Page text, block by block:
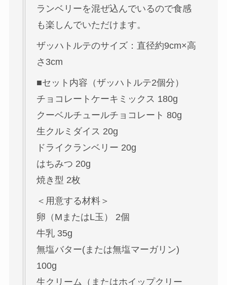
ランベリーを混ぜ込んでいるので食感
も楽しんでいただけます。
ザッハトルテのサイズ：直径約9cm×高
さ3cm
■セット内容（ザッハトルテ2個分）
チョコレートケーキミックス 180g
クーベルチュールチョコレート 80g
生クルミダイス 20g
ドライクランベリー 20g
はちみつ 20g
焼き型 2枚
＜用意する材料＞
卵（MまたはL玉） 2個
牛乳 35g
無塩バター(または無塩マーガリン)
100g
生クリーム（またはホイップクリー